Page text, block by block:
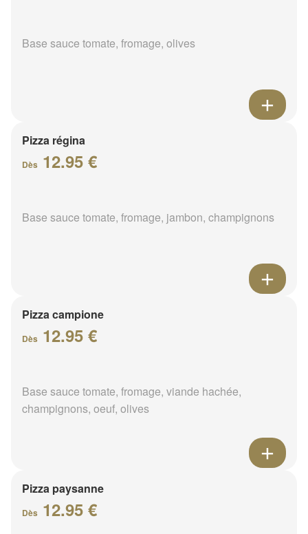
Base sauce tomate, fromage, olives
Pizza régina
Dès 12.95 €
Base sauce tomate, fromage, jambon, champignons
Pizza campione
Dès 12.95 €
Base sauce tomate, fromage, viande hachée,
champignons, oeuf, olives
Pizza paysanne
Dès 12.95 €